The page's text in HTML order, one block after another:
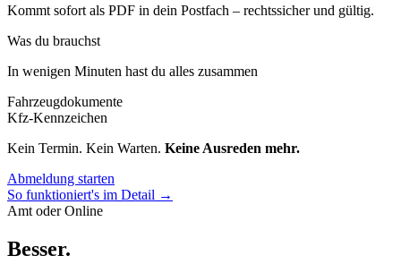
Kommt sofort als PDF in dein Postfach – rechtssicher und gültig.
Was du brauchst
In wenigen Minuten hast du alles zusammen
Fahrzeugdokumente
Kfz-Kennzeichen
Kein Termin. Kein Warten. Keine Ausreden mehr.
Abmeldung starten
So funktioniert's im Detail →
Amt oder Online
Besser.